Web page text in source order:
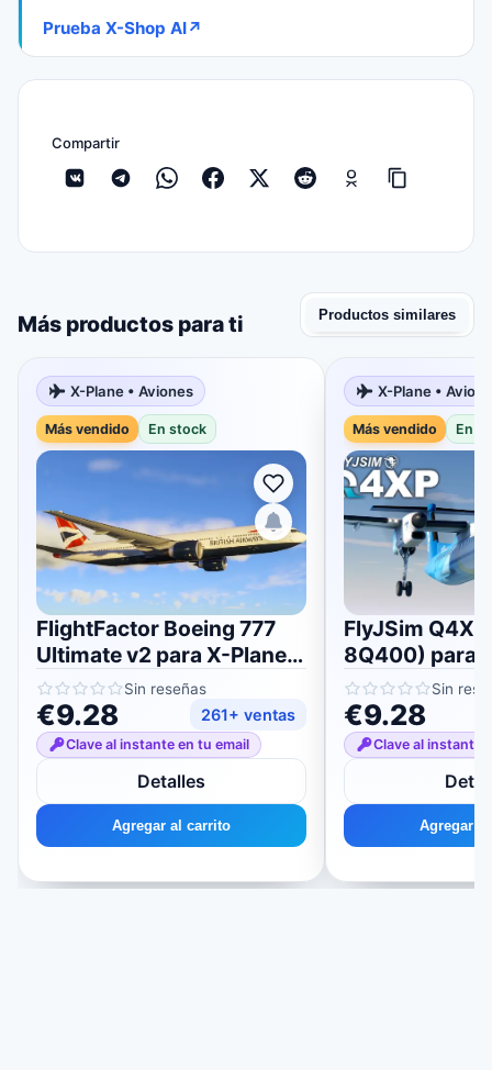
Prueba X-Shop AI↗
Compartir
Más productos para ti Productos similares
X-Plane • Aviones
Más vendido En stock
FlightFactor Boeing 777
Ultimate v2 para X-Plane
11/12
Sin reseñas
€9.28 261+ ventas
Clave al instante en tu email
Detalles
Agregar al carrito
X-Plane •
Más vendido En
FlyJSim
8Q400) para
11/12
Sin
€9.28
Clave al instante
Agregar